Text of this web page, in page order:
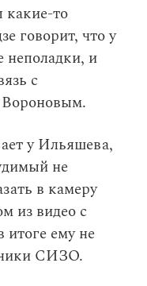
то
говорит, что у
неполадки, и
с
у Ильяшева,
не
в камеру
из видео с
ему не
СИЗО.